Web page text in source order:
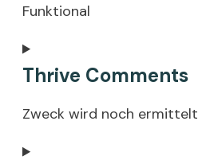
google-
analytics
Funktional
Consent
to
wordpress
Thrive Comments
Zweck wird noch ermittelt
Consent